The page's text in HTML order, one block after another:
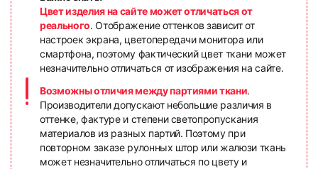
Цвет изделия на сайте может отличаться от
реального. Отображение оттенков зависит от
настроек экрана, цветопередачи монитора или
смартфона, поэтому фактический цвет ткани может
незначительно отличаться от изображения на сайте.
Возможны отличия между партиями ткани.
Производители допускают небольшие различия в
оттенке, фактуре и степени светопропускания
материалов из разных партий. Поэтому при
повторном заказе рулонных штор или жалюзи ткань
может незначительно отличаться по цвету и